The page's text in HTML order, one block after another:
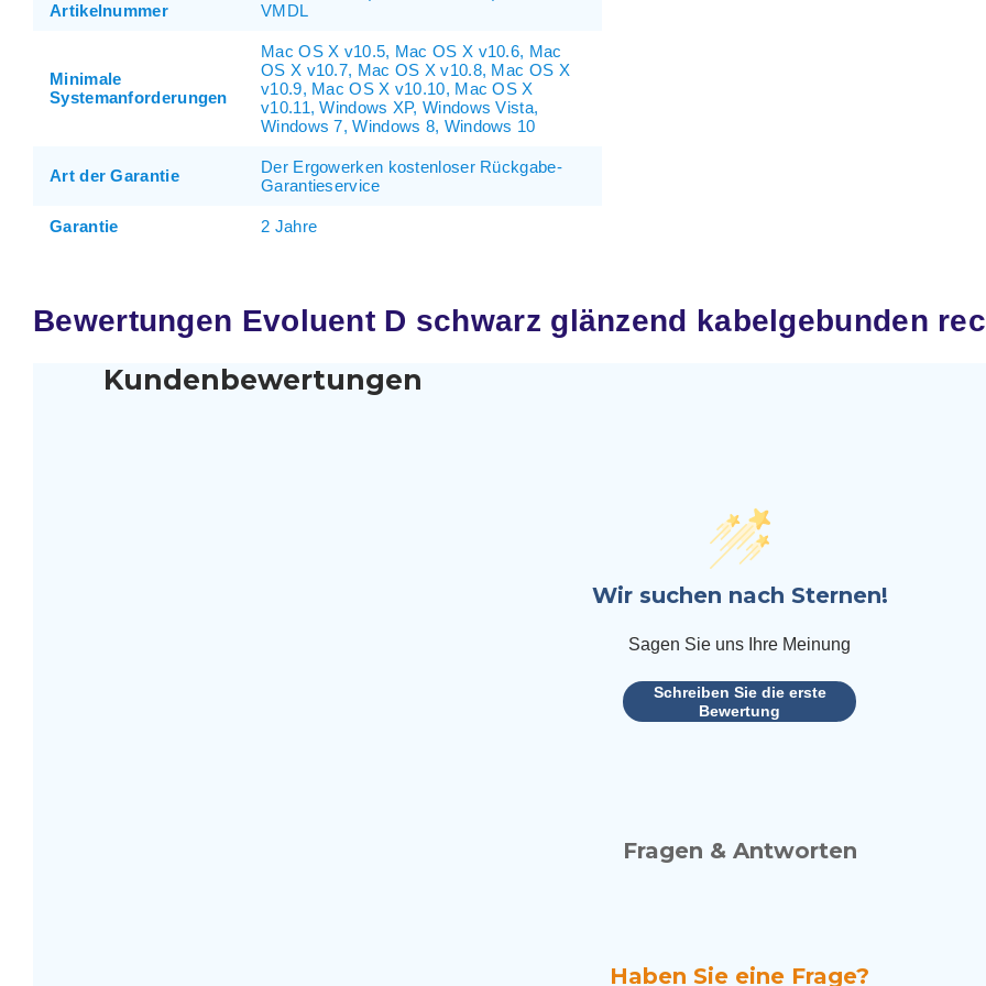
Artikelnummer
VMDL
Minimale
Systemanforderungen
Mac OS X v10.5, Mac OS X v10.6, Mac
OS X v10.7, Mac OS X v10.8, Mac OS X
v10.9, Mac OS X v10.10, Mac OS X
v10.11, Windows XP, Windows Vista,
Windows 7, Windows 8, Windows 10
Art der Garantie
Der Ergowerken kostenloser Rückgabe-
Garantieservice
Garantie 2 Jahre
Bewertungen Evoluent D schwarz glänzend kabelgebunden
Kundenbewertungen
Wir suchen nach Sternen!
Sagen Sie uns Ihre Meinung
Schreiben Sie die erste
Bewertung
Fragen & Antworten
Haben Sie eine Frage?